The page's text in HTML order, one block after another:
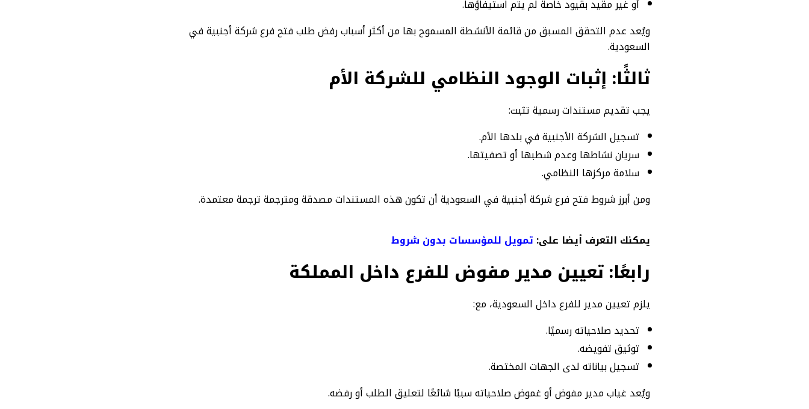
أو غير مقيد بقيود خاصة لم يتم استيفاؤها.
ويُعد عدم التحقق المسبق من قائمة الأنشطة المسموح بها من أكثر أسباب رفض طلب فتح فرع شركة أجنبية في
السعودية.
ثالثًا: إثبات الوجود النظامي للشركة الأم
يجب تقديم مستندات رسمية تثبت:
تسجيل الشركة الأجنبية في بلدها الأم.
سريان نشاطها وعدم شطبها أو تصفيتها.
سلامة مركزها النظامي.
ومن أبرز شروط فتح فرع شركة أجنبية في السعودية أن تكون هذه المستندات مصدقة ومترجمة ترجمة معتمدة.
يمكنك التعرف أيضا على: تمويل للمؤسسات بدون شروط
رابعًا: تعيين مدير مفوض للفرع داخل المملكة
يلزم تعيين مدير للفرع داخل السعودية، مع:
تحديد صلاحياته رسميًا.
توثيق تفويضه.
تسجيل بياناته لدى الجهات المختصة.
ويُعد غياب مدير مفوض أو غموض صلاحياته سببًا شائعًا لتعليق الطلب أو رفضه.